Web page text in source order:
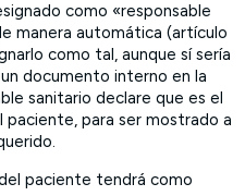
como «responsable
manera automática (artículo
como tal, aunque sí sería
documento interno en la
sanitario declare que es el
paciente, para ser mostrado a
paciente tendrá como